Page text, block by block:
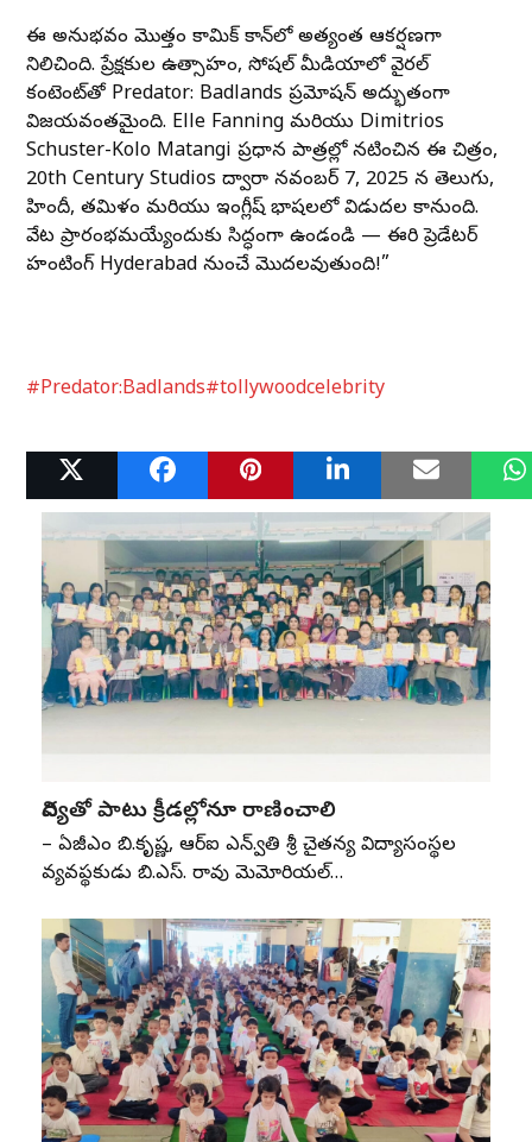
ఈ అనుభవం మొత్తం కామిక్ కాన్‌లో అత్యంత ఆకర్షణగా
నిలిచింది. ప్రేక్షకుల ఉత్సాహం, సోషల్ మీడియాలో వైరల్
కంటెంట్‌తో Predator: Badlands ప్రమోషన్ అద్భుతంగా
విజయవంతమైంది. Elle Fanning మరియు Dimitrios
Schuster-Kolo Matangi ప్రధాన పాత్రల్లో నటించిన ఈ చిత్రం,
20th Century Studios ద్వారా నవంబర్ 7, 2025 న తెలుగు,
హిందీ, తమిళం మరియు ఇంగ్లీష్ భాషలలో విడుదల కానుంది.
వేట ప్రారంభమయ్యేందుకు సిద్ధంగా ఉండండి — ఈసారి ప్రెడేటర్
హంటింగ్ Hyderabad నుంచే మొదలవుతుంది!”
#Predator:Badlands#tollywoodcelebrity
Related Posts
విద్యతో పాటు క్రీడల్లోనూ రాణించాలి
– ఏజీఎం బి.కృష్ణ, ఆర్‌ఐ ఎన్‌.స్వాతి శ్రీ చైతన్య విద్యాసంస్థల
వ్యవస్థాపకుడు బి.ఎస్‌. రావు మెమోరియల్‌…